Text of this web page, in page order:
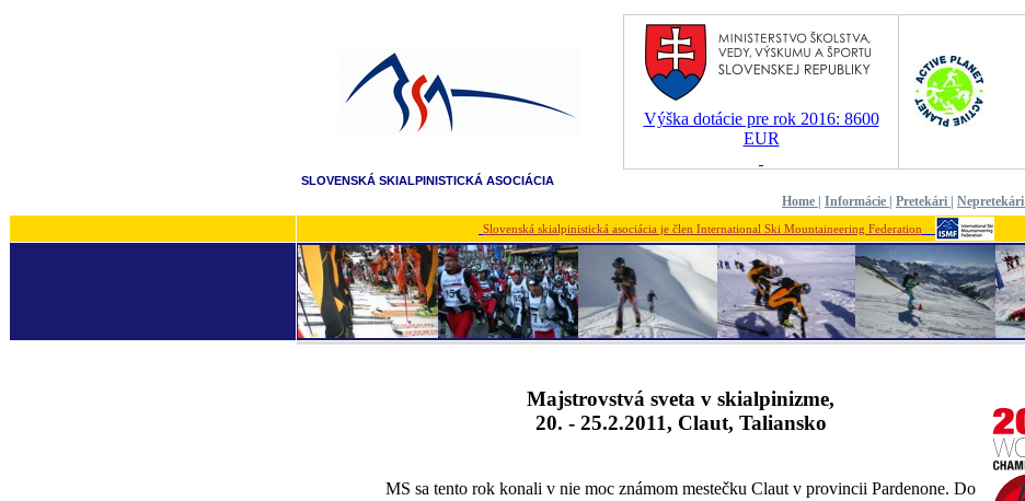
Výška dotácie pre rok 2016: 8600
EUR
SLOVENSKÁ SKIALPINISTICKÁ ASOCIÁCIA
Home Informácie Pretekári Nepretekári
Slovenská skialpinistická asociácia je člen International Ski Mountaineering Federation
Majstrovstvá sveta v skialpinizme,
20. - 25.2.2011, Claut, Taliansko
MS sa tento rok konali v nie moc známom mestečku Claut v provincii Pardenone. Do